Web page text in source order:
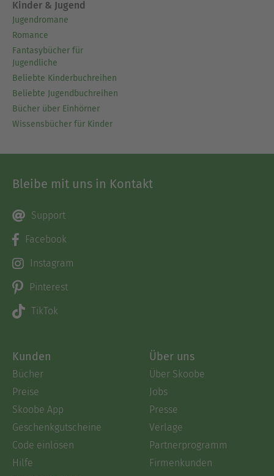
Kinder & Jugend
Jugendromane
Romance
Fantasybücher für
Jugendliche
Beliebte Kinderbuchreihen
Beliebte Jugendbuchreihen
Bücher über Einhörner
Wissensbücher für Kinder
Bleibe mit uns in Kontakt
Support
Facebook
Instagram
Pinterest
TikTok
Kunden
Bücher
Preise
Skoobe App
Geschenkgutscheine
Code einlösen
Hilfe
Über uns
Über Skoobe
Jobs
Presse
Verlage
Partnerprogramm
Firmenkunden